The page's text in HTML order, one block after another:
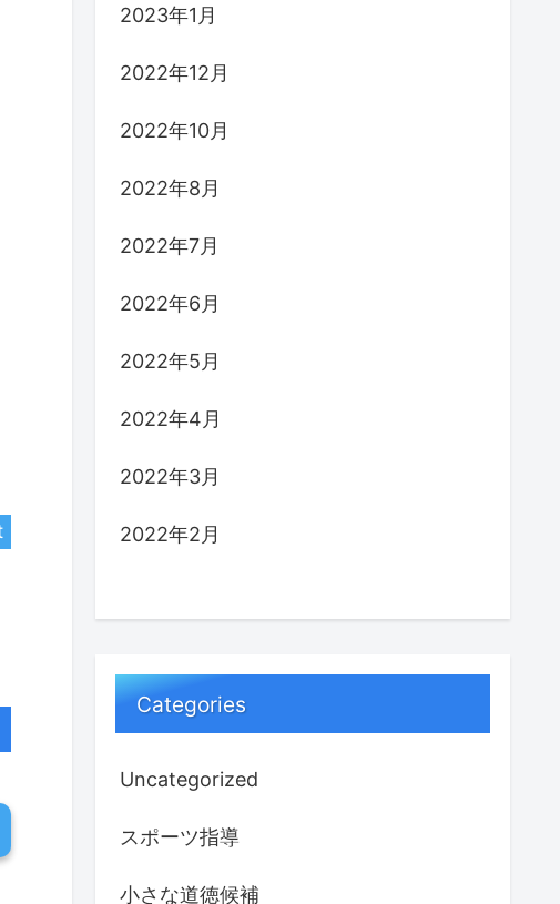
2023年1月
2022年12月
2022年10月
2022年8月
2022年7月
2022年6月
2022年5月
2022年4月
2022年3月
2022年2月
Categories
Uncategorized
スポーツ指導
小さな道徳候補